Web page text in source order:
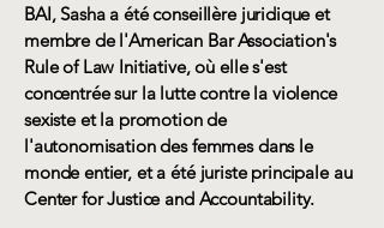
BAI, Sasha a été conseillère juridique et
membre de l'American Bar Association's
Rule of Law Initiative, où elle s'est
concentrée sur la lutte contre la violence
sexiste et la promotion de
l'autonomisation des femmes dans le
monde entier, et a été juriste principale au
Center for Justice and Accountability.